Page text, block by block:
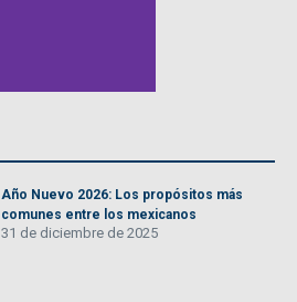
Año Nuevo 2026: Los propósitos más
comunes entre los mexicanos
31 de diciembre de 2025